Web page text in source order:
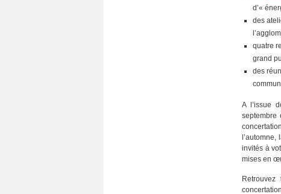
d’«
des
quatre
grand
des
A l’issue
septembre
invités à
mises en